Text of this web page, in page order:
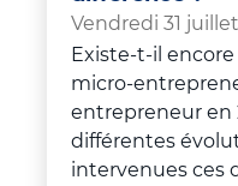
Vendredi 31 juillet
Existe-t-il
micro-
entrepreneur en
différentes
intervenues ces